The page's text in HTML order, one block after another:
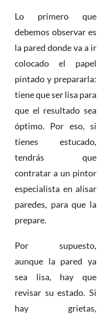
Lo primero que
debemos observar es
la pared donde va a ir
colocado el papel
pintado y prepararla:
tiene que ser lisa para
que el resultado sea
óptimo. Por eso, si
tienes estucado,
tendrás que
contratar a un pintor
especialista en alisar
paredes, para que la
prepare.
Por supuesto,
aunque la pared ya
sea lisa, hay que
revisar su estado. Si
hay grietas,